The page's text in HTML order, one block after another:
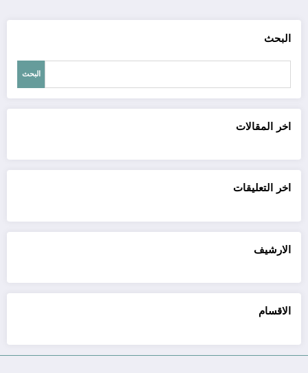
البحث
البحث
اخر المقالات
اخر التعليقات
الارشيف
الاقسام